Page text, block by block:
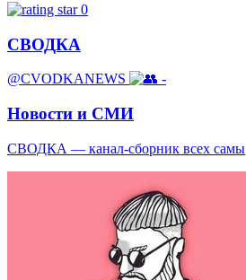
0
СВОДКА
@CVODKANEWS -
Новости и СМИ
СВОДКА — канал-сборник всех самы